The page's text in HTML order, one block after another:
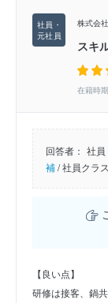
株式会
スキ
在籍時
回答者： 社員
補/社員クラ
【良い点】
研修は接客、鍋